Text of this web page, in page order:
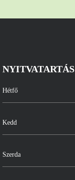
NYITVATARTÁS
Hétfő
Kedd
Szerda